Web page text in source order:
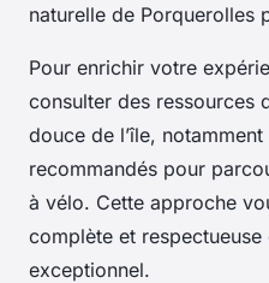
naturelle de Porquerolles
Pour enrichir votre
consulter des ressources
douce de l’île,
recommandés pour
à vélo. Cette approche
complète et
exceptionnel.